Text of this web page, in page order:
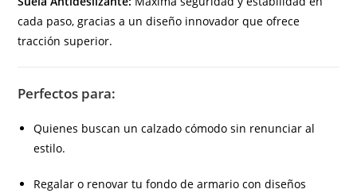
cada paso, gracias a un diseño innovador que ofrece
tracción superior.
Perfectos para:
Quienes buscan un calzado cómodo sin renunciar al
estilo.
Regalar o renovar tu fondo de armario con diseños